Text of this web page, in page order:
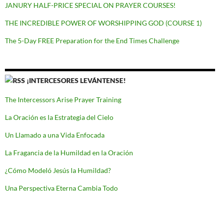
JANURY HALF-PRICE SPECIAL ON PRAYER COURSES!
THE INCREDIBLE POWER OF WORSHIPPING GOD (COURSE 1)
The 5-Day FREE Preparation for the End Times Challenge
¡INTERCESORES LEVÁNTENSE!
The Intercessors Arise Prayer Training
La Oración es la Estrategia del Cielo
Un Llamado a una Vida Enfocada
La Fragancia de la Humildad en la Oración
¿Cómo Modeló Jesús la Humildad?
Una Perspectiva Eterna Cambia Todo